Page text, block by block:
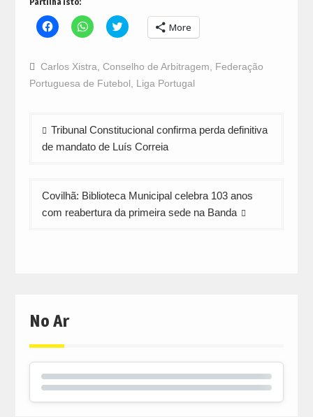
Click
to
Facebook
(Opens
new
Click
to
WhatsApp
(Opens
new
Click
to
Twitter
(Opens
in
new
More
Carlos Xistra Conselho de Arbitragem
Federação
Portuguesa de Futebol
Liga Portugal
Navegação
de
Tribunal Constitucional confirma perda definitiva
de mandato de Luís Correia
Covilhã: Biblioteca Municipal celebra 103 anos
com reabertura da primeira sede na Banda
No Ar